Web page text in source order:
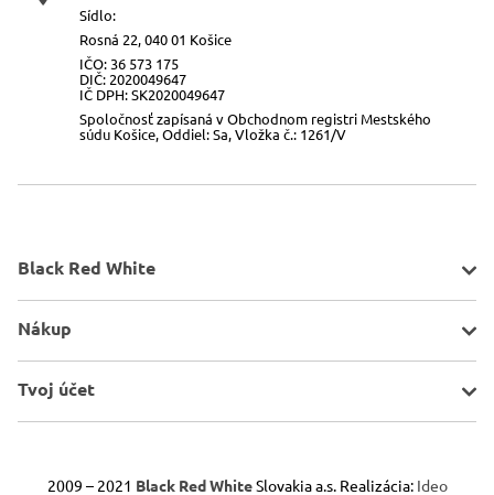
Sídlo:
Rosná 22, 040 01 Košice
IČO: 36 573 175
DIČ: 2020049647
IČ DPH: SK2020049647
Spoločnosť zapísaná v Obchodnom registri Mestského
súdu Košice, Oddiel: Sa, Vložka č.: 1261/V
Black Red White
Kontakt
Nákup
Všeobecné informácie
Odstúpenie od zmluvy
Tvoj účet
2009 – 2021 Black Red WhiteSlovakia a.s. Realizácia: Ideo